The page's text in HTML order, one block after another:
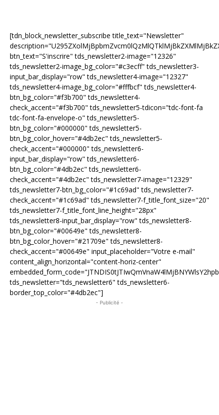
[tdn_block_newsletter_subscribe title_text="Newsletter"
btn_text="S'inscrire" tds_newsletter2-image="12326"
tds_newsletter2-image_bg_color="#c3ecff" tds_newsletter3-
input_bar_display="row" tds_newsletter4-image="12327"
tds_newsletter4-image_bg_color="#fffbcf" tds_newsletter4-
btn_bg_color="#f3b700" tds_newsletter4-
check_accent="#f3b700" tds_newsletter5-tdicon="tdc-font-fa
tdc-font-fa-envelope-o" tds_newsletter5-
btn_bg_color="#000000" tds_newsletter5-
btn_bg_color_hover="#4db2ec" tds_newsletter5-
check_accent="#000000" tds_newsletter6-
input_bar_display="row" tds_newsletter6-
btn_bg_color="#4db2ec" tds_newsletter6-
check_accent="#4db2ec" tds_newsletter7-image="12329"
tds_newsletter7-btn_bg_color="#1c69ad" tds_newsletter7-
check_accent="#1c69ad" tds_newsletter7-f_title_font_size="20"
tds_newsletter7-f_title_font_line_height="28px"
tds_newsletter8-input_bar_display="row" tds_newsletter8-
btn_bg_color="#00649e" tds_newsletter8-
btn_bg_color_hover="#21709e" tds_newsletter8-
check_accent="#00649e" input_placeholder="Votre e-mail"
content_align_horizontal="content-horiz-center"
tds_newsletter="tds_newsletter6" tds_newsletter6-
border_top_color="#4db2ec"]
- Publicité -